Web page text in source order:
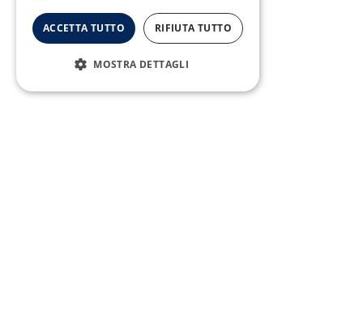
ACCETTA TUTTO RIFIUTA TUTTO
MOSTRA DETTAGLI